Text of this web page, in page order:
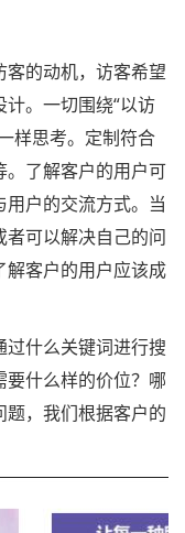
的动机，访客希望
。一切围绕“以访
样思考。定制符合
。了解客户的用户可
户的交流方式。当
可以解决自己的问
解客户的用户应该成
什么关键词进行搜
什么样的价位？哪
，我们根据客户的